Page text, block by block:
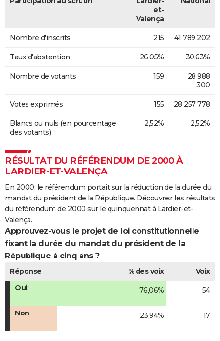
et-
Valença
Nombre d'inscrits 215 41 789 202
Taux d'abstention 26,05% 30,63%
Nombre de votants 159
28 988
300
Votes exprimés 155 28 257 778
Blancs ou nuls (en pourcentage
des votants)
2,52% 2,52%
RÉSULTAT DU RÉFÉRENDUM DE 2000 À
LARDIER-ET-VALENÇA
En 2000, le référendum portait sur la réduction de la durée du
mandat du président de la République. Découvrez les résultats
du référendum de 2000 sur le quinquennat à Lardier-et-
Valença.
Approuvez-vous le projet de loi constitutionnelle
fixant la durée du mandat du président de la
République à cinq ans ?
Réponse % des voix
Voix
Oui
76,06% 54
Non 23,94% 17